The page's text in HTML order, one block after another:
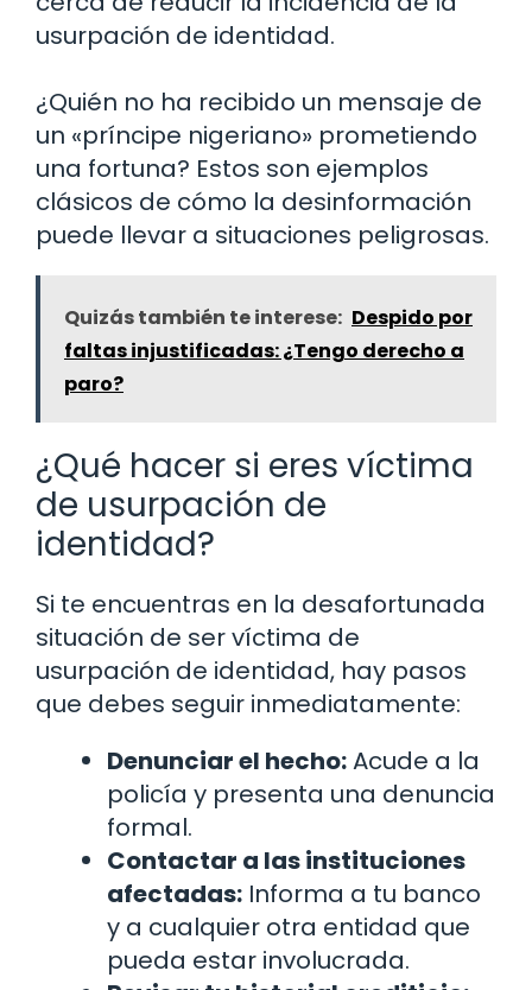
usurpación de identidad.
¿Quién no ha recibido un mensaje de
un «príncipe nigeriano» prometiendo
una fortuna? Estos son ejemplos
clásicos de cómo la desinformación
puede llevar a situaciones peligrosas.
Quizás también te interese: Despido por
faltas injustificadas: ¿Tengo derecho a
paro?
¿Qué hacer si eres víctima
de usurpación de
identidad?
Si te encuentras en la desafortunada
situación de ser víctima de
usurpación de identidad, hay pasos
que debes seguir inmediatamente:
Denunciar el hecho:Acude a la
policía y presenta una denuncia
formal.
Contactar a las instituciones
afectadas: Informa a tu banco
y a cualquier otra entidad que
pueda estar involucrada.